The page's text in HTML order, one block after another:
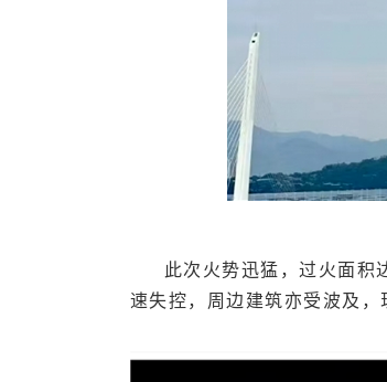
此次火势迅猛，过火面积
速失控，周边建筑亦受波及，